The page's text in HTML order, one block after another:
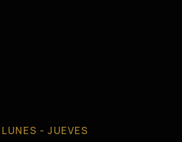
LUNES - JUEVES